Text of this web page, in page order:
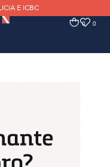
E ICBC
0 0